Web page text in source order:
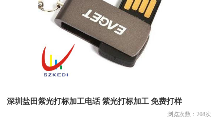
深圳盐田紫光打标加工电话 紫光打标加工 免费打样
浏览次数： 208次